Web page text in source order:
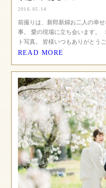
2016.05.14
前撮りは、新郎新婦お二人の幸
事。 愛の現場に立ち会います。
ト写真。 皆様いつもありがとう
READ MORE